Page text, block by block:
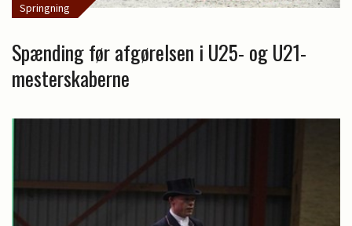
Springning
Spænding før afgørelsen i U25- og U21-
mesterskaberne